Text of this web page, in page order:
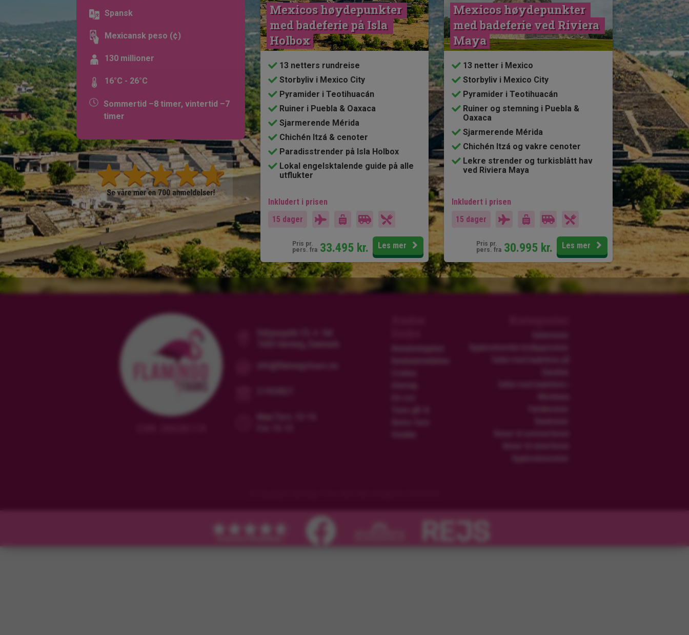
Spansk
Mexicansk peso (¢)
130 millioner
16°C - 26°C
Sommertid –8 timer, vintertid –7
timer
Mexicos høydepunkter
med badeferie på Isla
Holbox
13 netters rundreise
Storbyliv i Mexico City
Pyramider i Teotihuacán
Ruiner i Puebla & Oaxaca
Sjarmerende Mérida
Chichén Itzá & cenoter
Paradisstrender på Isla Holbox
Lokal engelsktalende guide på alle
utflukter
Inkludert i prisen
15 dager
Pris pr.
pers. fra 33.495 kr. Les mer
Mexicos høydepunkter
med badeferie ved Riviera
Maya
13 netter i Mexico
Storbyliv i Mexico City
Pyramider i Teotihuacán
Ruiner og stemning i Puebla &
Oaxaca
Sjarmerende Mérida
Chichén Itzá og vakre cenoter
Lekre strender og turkisblått hav
ved Riviera Maya
Inkludert i prisen
15 dager
Pris pr.
pers. fra 30.995 kr. Les mer